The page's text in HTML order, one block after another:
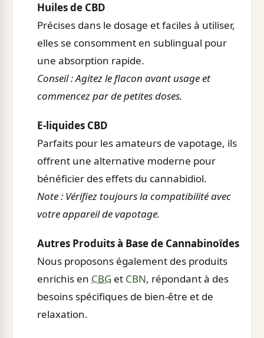
Huiles de CBD
Précises dans le dosage et faciles à utiliser,
elles se consomment en sublingual pour
une absorption rapide.
Conseil : Agitez le flacon avant usage et
commencez par de petites doses.
E-liquides CBD
Parfaits pour les amateurs de vapotage, ils
offrent une alternative moderne pour
bénéficier des effets du cannabidiol.
Note : Vérifiez toujours la compatibilité avec
votre appareil de vapotage.
Autres Produits à Base de Cannabinoïdes
Nous proposons également des produits
enrichis en CBG et CBN, répondant à des
besoins spécifiques de bien-être et de
relaxation.